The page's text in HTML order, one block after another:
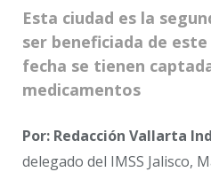
Esta ciudad es la
ser beneficiada de
fecha se tienen
medicamentos
Por: Redacción Vallarta
delegado del IMSS Jalisco,